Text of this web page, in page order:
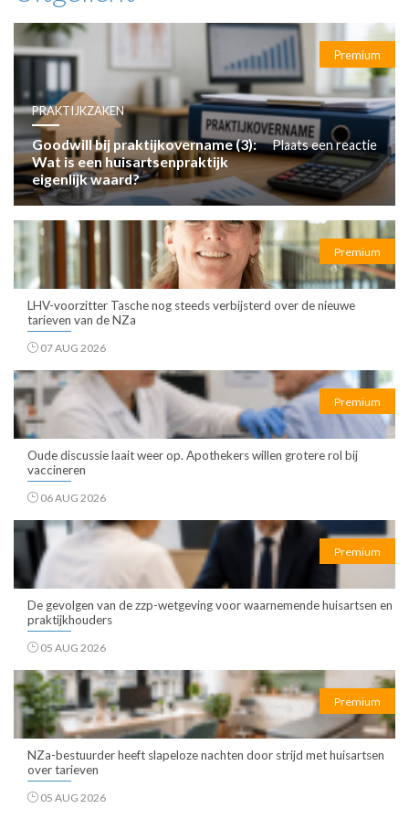
Premium
PRAKTIJKZAKEN
Goodwill bij praktijkovername (3):
Wat is een huisartsenpraktijk
eigenlijk waard?
Plaats een reactie
Premium
LHV-voorzitter Tasche nog steeds verbijsterd over de nieuwe
tarieven van de NZa
07 AUG 2026
Premium
Oude discussie laait weer op. Apothekers willen grotere rol bij
vaccineren
06 AUG 2026
Premium
De gevolgen van de zzp-wetgeving voor waarnemende huisartsen en
praktijkhouders
05 AUG 2026
Premium
NZa-bestuurder heeft slapeloze nachten door strijd met huisartsen
over tarieven
05 AUG 2026